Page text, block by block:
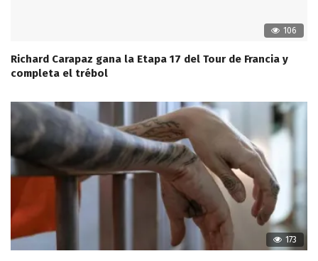
106
Richard Carapaz gana la Etapa 17 del Tour de Francia y
completa el trébol
173